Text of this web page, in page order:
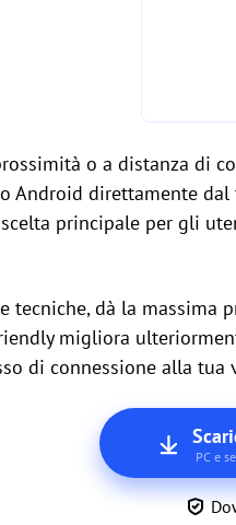
o a distanza di
direttamente
principale per gli
tecniche, dà la massima
migliora
di connessione alla tua
PC e